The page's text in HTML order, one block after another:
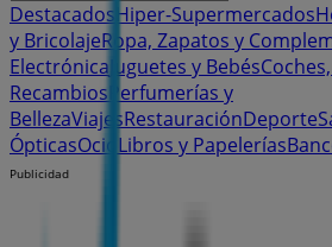
Destacados Hiper-Supermercados
y BricolajeRopa, Zapatos y
Electrónica Juguetes y Bebés
Recambios Perfumerías y
BellezaViajesRestauraciónDeporte
ÓpticasOcio Libros y Papelerías
Publicidad